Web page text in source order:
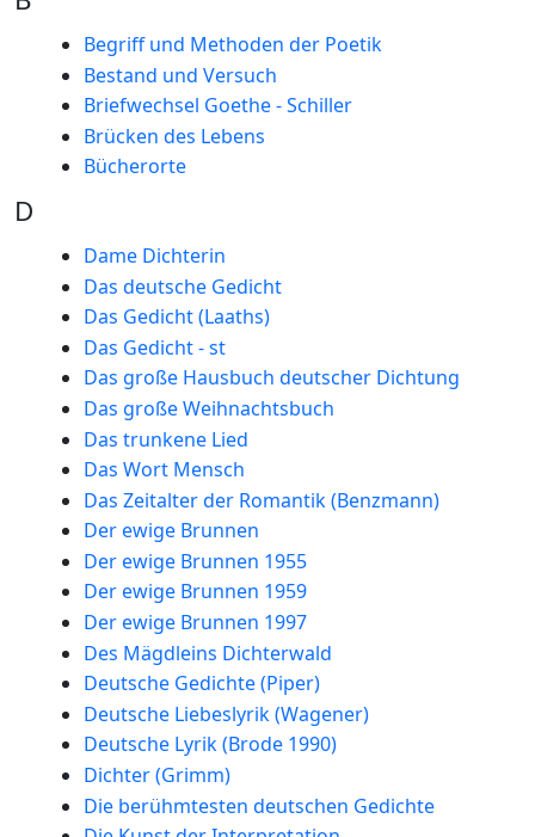
Begriff und Methoden der Poetik
Bestand und Versuch
Briefwechsel Goethe - Schiller
Brücken des Lebens
Bücherorte
D
Dame Dichterin
Das deutsche Gedicht
Das Gedicht (Laaths)
Das Gedicht - st
Das große Hausbuch deutscher Dichtung
Das große Weihnachtsbuch
Das trunkene Lied
Das Wort Mensch
Das Zeitalter der Romantik (Benzmann)
Der ewige Brunnen
Der ewige Brunnen 1955
Der ewige Brunnen 1959
Der ewige Brunnen 1997
Des Mägdleins Dichterwald
Deutsche Gedichte (Piper)
Deutsche Liebeslyrik (Wagener)
Deutsche Lyrik (Brode 1990)
Dichter (Grimm)
Die berühmtesten deutschen Gedichte